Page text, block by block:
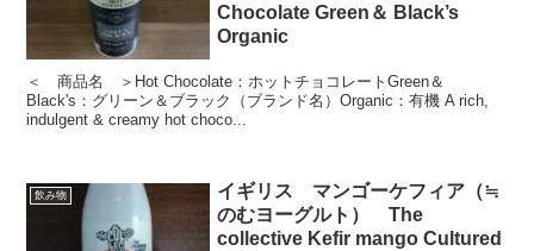
Chocolate Green＆ Black’s
Organic
＜ 商品名 ＞Hot Chocolate：ホットチョコレートGreen＆
Black's：グリーン＆ブラック（ブランド名）Organic：有機 A rich,
indulgent & creamy hot choco...
飲み物
イギリス マンゴーケフィア（≒
のむヨーグルト） The
collective Kefir mango Cultured